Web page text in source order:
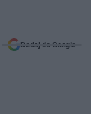
Dodaj do Google